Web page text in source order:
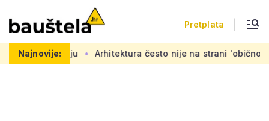
Pretplata
Najnovije:
Arhitektura često nije na strani 'običnog čovjeka':